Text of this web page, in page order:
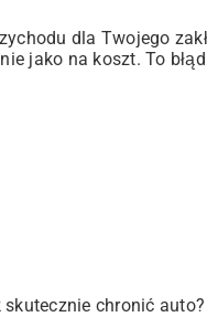
dla Twojego
jako na koszt. To
chronić auto?